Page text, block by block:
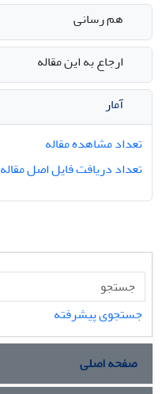
هم رسانی
ارجاع به این مقاله
آمار
تعداد مشاهده مقاله
تعداد دریافت فایل اصل مقاله
جستجوی پیشرفته
صفحه اصلی